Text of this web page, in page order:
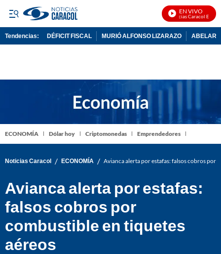
EN VIVO
Noticias Caracol En Vivo
Tendencias: DÉFICIT FISCAL MURIÓ ALFONSO LIZARAZO
ECONOMÍA Dólar hoy Criptomonedas Emprendedores
Noticias Caracol / ECONOMÍA / Avianca alerta por estafas: falsos cobros por
Avianca alerta por estafas:
falsos cobros por
combustible en tiquetes
aéreos